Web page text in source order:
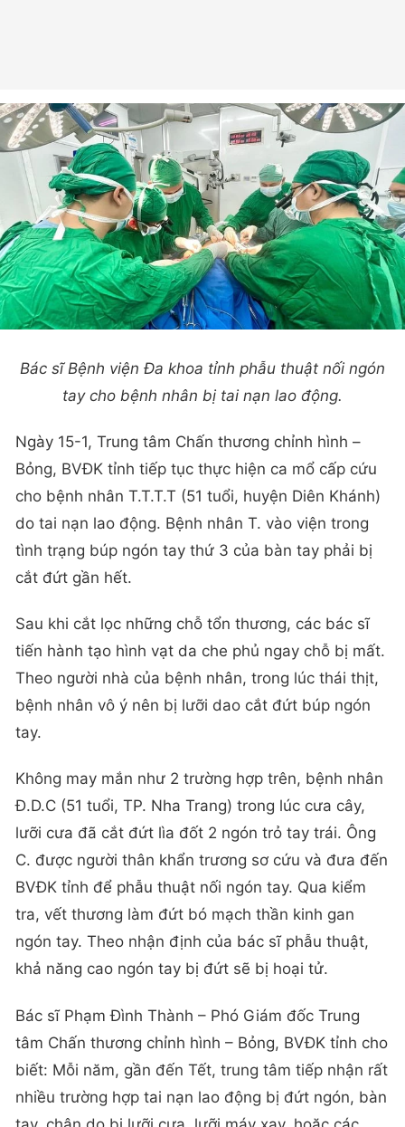
Bác sĩ Bệnh viện Đa khoa tỉnh phẫu thuật nối ngón
tay cho bệnh nhân bị tai nạn lao động.
Ngày 15-1, Trung tâm Chấn thương chỉnh hình –
Bỏng, BVĐK tỉnh tiếp tục thực hiện ca mổ cấp cứu
cho bệnh nhân T.T.T.T (51 tuổi, huyện Diên Khánh)
do tai nạn lao động. Bệnh nhân T. vào viện trong
tình trạng búp ngón tay thứ 3 của bàn tay phải bị
cắt đứt gần hết.
Sau khi cắt lọc những chỗ tổn thương, các bác sĩ
tiến hành tạo hình vạt da che phủ ngay chỗ bị mất.
Theo người nhà của bệnh nhân, trong lúc thái thịt,
bệnh nhân vô ý nên bị lưỡi dao cắt đứt búp ngón
tay.
Không may mắn như 2 trường hợp trên, bệnh nhân
Đ.D.C (51 tuổi, TP. Nha Trang) trong lúc cưa cây,
lưỡi cưa đã cắt đứt lìa đốt 2 ngón trỏ tay trái. Ông
C. được người thân khẩn trương sơ cứu và đưa đến
BVĐK tỉnh để phẫu thuật nối ngón tay. Qua kiểm
tra, vết thương làm đứt bó mạch thần kinh gan
ngón tay. Theo nhận định của bác sĩ phẫu thuật,
khả năng cao ngón tay bị đứt sẽ bị hoại tử.
Bác sĩ Phạm Đình Thành – Phó Giám đốc Trung
tâm Chấn thương chỉnh hình – Bỏng, BVĐK tỉnh cho
biết: Mỗi năm, gần đến Tết, trung tâm tiếp nhận rất
nhiều trường hợp tai nạn lao động bị đứt ngón, bàn